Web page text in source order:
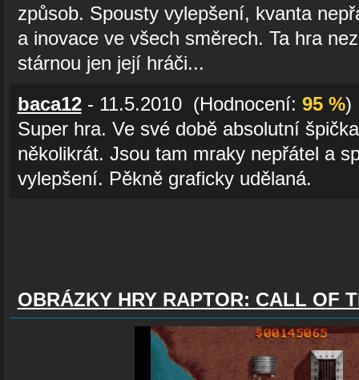
způsob. Spousty vylepšení, kvanta
a inovace ve všech směrech. Ta hra
stárnou jen její hráči...
baca12- 11.5.2010 (Hodnocení: 95 %)
Super hra. Ve své době absolutní
několikrát. Jsou tam mraky nepřátel a
vylepšení. Pěkně graficky udělaná.
OBRÁZKY HRY RAPTOR: CALL OF